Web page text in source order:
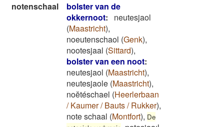
notenschaal
bolster van de
okkernoot:
neutesjaol
(Maastricht),
noeutenschaol (Genk),
nootesjaal (Sittard),
bolster van een noot:
neutesjaol (Maastricht),
neutesjaole (Maastricht),
noĕtéschael (Heerlerbaan
/ Kaumer / Bauts / Rukker),
note schaal (Montfort), De